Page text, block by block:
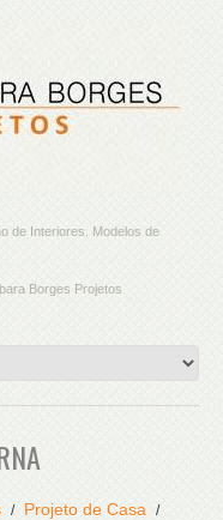
de Interiores. Modelos de
Borges Projetos
Projeto de Casa